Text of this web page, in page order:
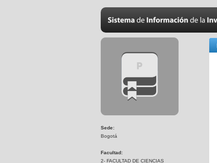
Sede:
Bogotá
Facultad:
2- FACULTAD DE CIENCIAS